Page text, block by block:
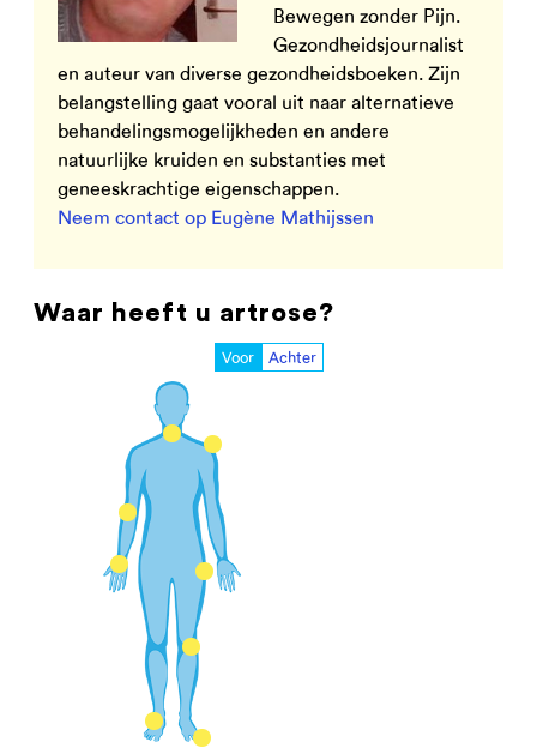
Bewegen zonder Pijn.
Gezondheidsjournalist
en auteur van diverse gezondheidsboeken. Zijn
belangstelling gaat vooral uit naar alternatieve
behandelingsmogelijkheden en andere
natuurlijke kruiden en substanties met
geneeskrachtige eigenschappen.
Neem contact op Eugène Mathijssen
Waar heeft u artrose?
Voor Achter